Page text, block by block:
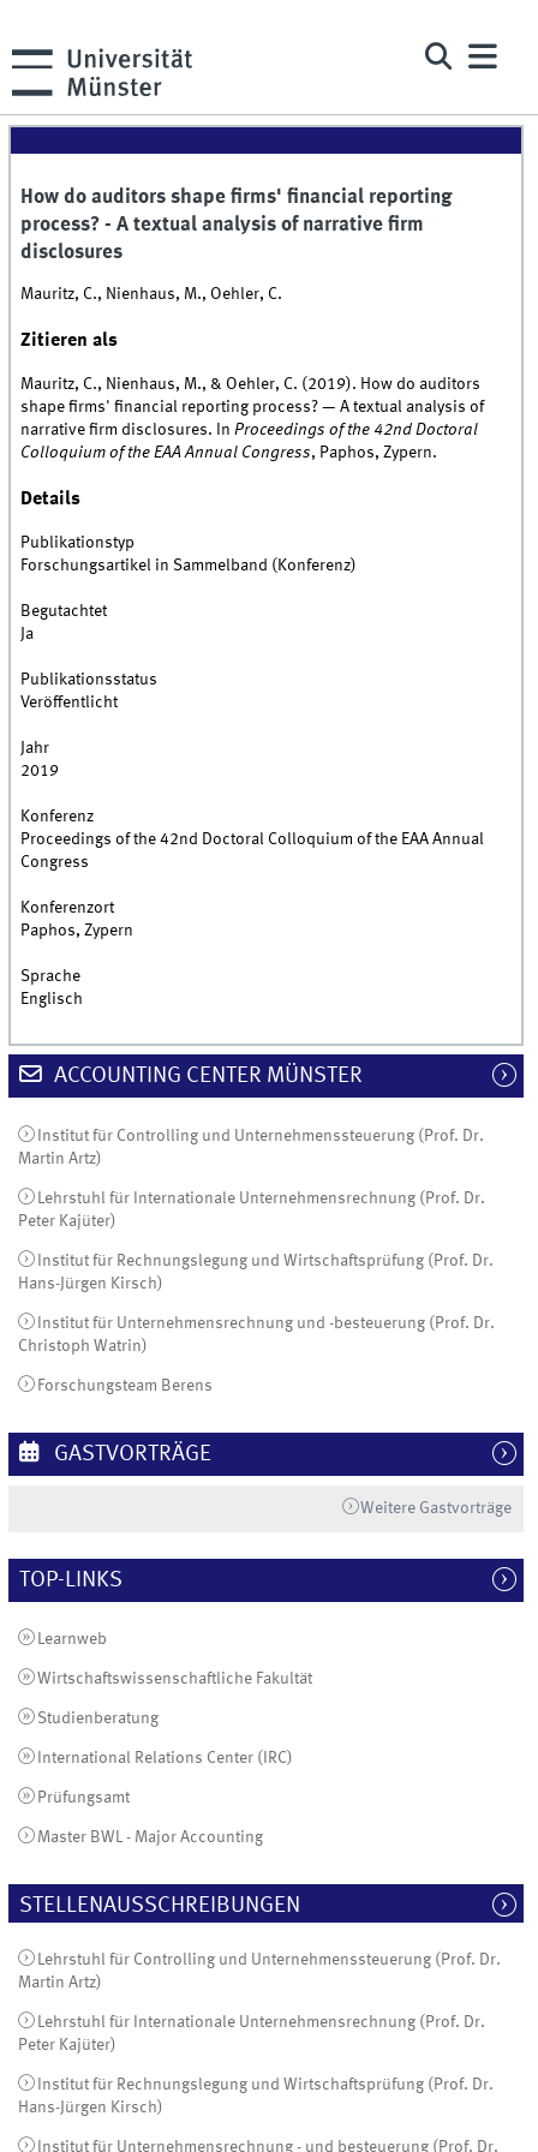
How do auditors shape firms' financial reporting
process? - A textual analysis of narrative firm
disclosures
Mauritz, C., Nienhaus, M., Oehler, C.
Zitieren als
Mauritz, C., Nienhaus, M., & Oehler, C. (2019). How do auditors
shape firms' financial reporting process? — A textual analysis of
narrative firm disclosures. InProceedings of the 42nd Doctoral
Colloquium of the EAA Annual Congress, Paphos, Zypern.
Details
Publikationstyp
Forschungsartikel in Sammelband (Konferenz)
Begutachtet
Ja
Publikationsstatus
Veröffentlicht
Jahr
2019
Konferenz
Proceedings of the 42nd Doctoral Colloquium of the EAA Annual
Congress
Konferenzort
Paphos, Zypern
Sprache
Englisch
ACCOUNTING CENTER MÜNSTER
Institut für Controlling und Unternehmenssteuerung (Prof. Dr.
Martin Artz)
Lehrstuhl für Internationale Unternehmensrechnung (Prof. Dr.
Peter Kajüter)
Institut für Rechnungslegung und Wirtschaftsprüfung (Prof. Dr.
Hans-Jürgen Kirsch)
Institut für Unternehmensrechnung und -besteuerung (Prof. Dr.
Christoph Watrin)
Forschungsteam Berens
GASTVORTRÄGE
Weitere Gastvorträge
TOP-LINKS
Learnweb
Wirtschaftswissenschaftliche Fakultät
Studienberatung
International Relations Center (IRC)
Prüfungsamt
Master BWL - Major Accounting
STELLENAUSSCHREIBUNGEN
Lehrstuhl für Controlling und Unternehmenssteuerung (Prof. Dr.
Martin Artz)
Lehrstuhl für Internationale Unternehmensrechnung (Prof. Dr.
Peter Kajüter)
Institut für Rechnungslegung und Wirtschaftsprüfung (Prof. Dr.
Hans-Jürgen Kirsch)
Institut für Unternehmensrechnung - und besteuerung (Prof. Dr.